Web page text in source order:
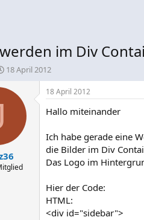
im Div
E
s
t
a
m
18 April 2012
18 April 2012
Hallo miteinander
Ich habe gerade eine
die Bilder im Div
Das Logo im
Hier der Code:
HTML:
<div id="sidebar">